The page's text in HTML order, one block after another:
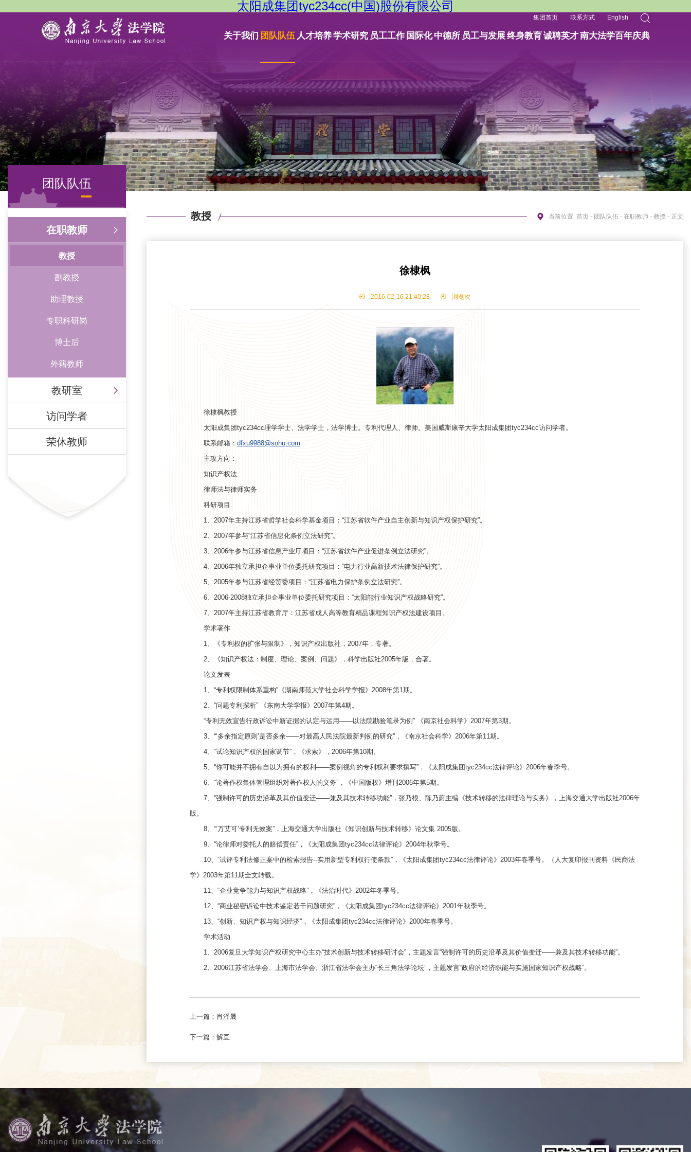
太阳成集团tyc234cc(中国)股份有限公司
集团首页 联系方式 English
关于我们 团队队伍 人才培养学术研究 员工工作 国际化 中德所 员工与发展终身教育诚聘英才南大法学百年庆典
团队队伍
在职教师
教授
副教授
助理教授
专职科研岗
博士后
外籍教师
教研室
访问学者
荣休教师
教授 当前位置: 首页 - 团队队伍 - 在职教师 - 教授 - 正文
徐棣枫
2016-02-16 21:40:28 浏览次
徐棣枫教授
太阳成集团tyc234cc理学学士、法学学士，法学博士。专利代理人、律师。美国威斯康辛大学太阳成集团tyc234cc访问学者。
联系邮箱： dfxu9988@sohu.com
主攻方向：
知识产权法
律师法与律师实务
科研项目
1、2007年主持江苏省哲学社会科学基金项目：“江苏省软件产业自主创新与知识产权保护研究”。
2、2007年参与“江苏省信息化条例立法研究”。
3、2006年参与江苏省信息产业厅项目：“江苏省软件产业促进条例立法研究”。
4、2006年独立承担企事业单位委托研究项目：“电力行业高新技术法律保护研究”。
5、2005年参与江苏省经贸委项目：“江苏省电力保护条例立法研究”。
6、2006-2008独立承担企事业单位委托研究项目：“太阳能行业知识产权战略研究”。
7、2007年主持江苏省教育厅：江苏省成人高等教育精品课程知识产权法建设项目。
学术著作
1、《专利权的扩张与限制》，知识产权出版社，2007年，专著。
2、《知识产权法：制度、理论、案例、问题》，科学出版社2005年版，合著。
论文发表
1、“专利权限制体系重构”《湖南师范大学社会科学学报》2008年第1期。
2、“问题专利探析” 《东南大学学报》2007年第4期。
“专利无效宣告行政诉讼中新证据的认定与运用——以法院勘验笔录为例” 《南京社会科学》2007年第3期。
3、“‘多余指定原则’是否多余——对最高人民法院最新判例的研究”，《南京社会科学》2006年第11期。
4、“试论知识产权的国家调节”，《求索》，2006年第10期。
5、“你可能并不拥有自以为拥有的权利——案例视角的专利权利要求撰写”，《太阳成集团tyc234cc法律评论》2006年春季号。
6、“论著作权集体管理组织对著作权人的义务”，《中国版权》增刊2006年第5期。
7、“强制许可的历史沿革及其价值变迁——兼及其技术转移功能”，张乃根、陈乃蔚主编《技术转移的法律理论与实务》，上海交通大学出版社2006年
版。
8、“‘万艾可’专利无效案”，上海交通大学出版社《知识创新与技术转移》论文集 2005版。
9、“论律师对委托人的赔偿责任”，《太阳成集团tyc234cc法律评论》2004年秋季号。
10、“试评专利法修正案中的检索报告--实用新型专利权行使条款”，《太阳成集团tyc234cc法律评论》2003年春季号。（人大复印报刊资料《民商法
学》2003年第11期全文转载。
11、“企业竞争能力与知识产权战略”，《法治时代》2002年冬季号。
12、“商业秘密诉讼中技术鉴定若干问题研究”，《太阳成集团tyc234cc法律评论》2001年秋季号。
13、“创新、知识产权与知识经济”，《太阳成集团tyc234cc法律评论》2000年春季号。
学术活动
1、2006复旦大学知识产权研究中心主办“技术创新与技术转移研讨会”，主题发言“强制许可的历史沿革及其价值变迁——兼及其技术转移功能”。
2、2006江苏省法学会、上海市法学会、浙江省法学会主办“长三角法学论坛”，主题发言“政府的经济职能与实施国家知识产权战略”。
上一篇： 肖泽晟
下一篇： 解亘